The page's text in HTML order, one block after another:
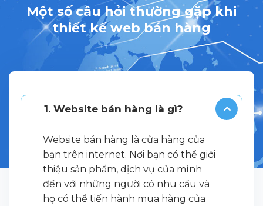
Một số câu hỏi thường gặp khi
thiết kế web bán hàng
1. Website bán hàng là gì?
Website bán hàng là cửa hàng của
bạn trên internet. Nơi bạn có thể giới
thiệu sản phẩm, dịch vụ của mình
đến với những người có nhu cầu và
họ có thể tiến hành mua hàng của